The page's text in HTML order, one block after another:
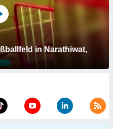
in Narathiwat,